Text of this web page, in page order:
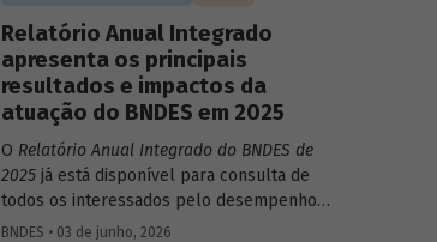
Relatório Anual Integrado
apresenta os principais
resultados e impactos da
atuação do BNDES em 2025
O Relatório Anual Integrado do BNDES de
2025 já está disponível para consulta de
todos os interessados pelo desempenho
do Banco, bem como por sua prestação de
BNDES • 03 de junho, 2026